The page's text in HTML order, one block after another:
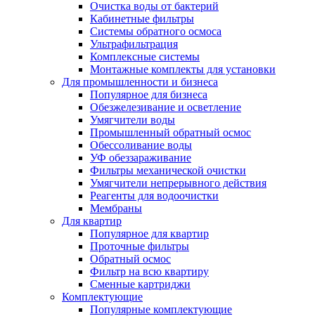
Очистка воды от бактерий
Кабинетные фильтры
Системы обратного осмоса
Ультрафильтрация
Комплексные системы
Монтажные комплекты для установки
Для промышленности и бизнеса
Популярное для бизнеса
Обезжелезивание и осветление
Умягчители воды
Промышленный обратный осмос
Обессоливание воды
УФ обеззараживание
Фильтры механической очистки
Умягчители непрерывного действия
Реагенты для водоочистки
Мембраны
Для квартир
Популярное для квартир
Проточные фильтры
Обратный осмос
Фильтр на всю квартиру
Сменные картриджи
Комплектующие
Популярные комплектующие